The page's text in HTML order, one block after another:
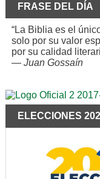
FRASE DEL DÍA
“La Biblia es el
solo por su valor
por su calidad
— Juan Gossaín
ELECCIONES